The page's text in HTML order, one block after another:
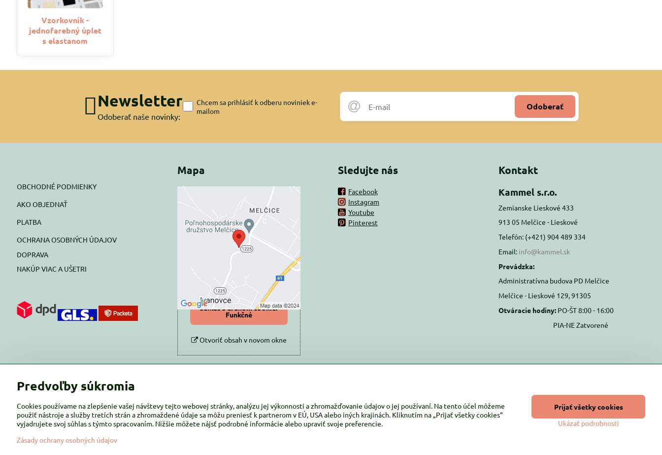
Vzorkovník -
jednofarebný úplet
s elastanom
Newsletter
Odoberať naše novinky:
Odoberať
Chcem sa prihlásiť k odberu noviniek e-
mailom
OBCHODNÉ PODMIENKY
AKO OBJEDNAŤ
PLATBA
OCHRANA OSOBNÝCH ÚDAJOV
DOPRAVA
NAKÚP VIAC A UŠETRI
Mapa
Externý obsah je
blokovaný Voľbami
súkromia
Prajete si načítať externý obsah?
Povoliť tentokrát
Povoliť a zapamätať -
súhlas s druhom cookie:
Funkčné
Otvoriť obsah v novom okne
Sledujte nás
Facebook
Instagram
Youtube
Pinterest
Kontakt
Kammel s.r.o.
Zemianske Lieskové 433
913 05 Melčice - Lieskové
Telefón: (+421) 904 489 334
Email: info@kammel.sk
Prevádzka:
Administratívna budova PD Melčice
Melčice - Lieskové 129, 91305
Otváracie hodiny: PO-ŠT 8:00 - 16:00
PIA-NE Zatvorené
Predvoľby súkromia
Cookies používame na zlepšenie vašej návštevy tejto webovej stránky, analýzu jej výkonnosti a zhromažďovanie údajov o jej používaní. Na tento účel môžeme
použiť nástroje a služby tretích strán a zhromaždené údaje sa môžu preniesť k partnerom v EÚ, USA alebo iných krajinách. Kliknutím na „Prijať všetky cookies“
vyjadrujete svoj súhlas s týmto spracovaním. Nižšie môžete nájsť podrobné informácie alebo upraviť svoje preferencie.
Zásady ochrany osobných údajov
Ukázať podrobnosti
Prijať všetky cookies